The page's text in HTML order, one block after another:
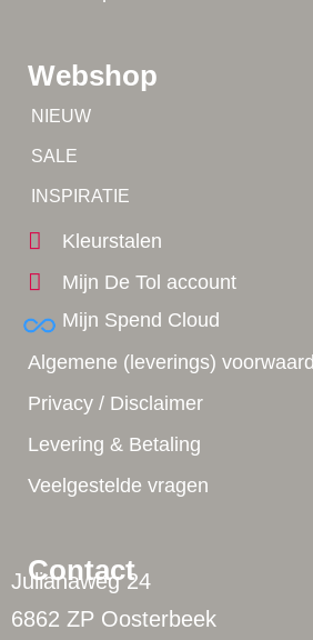
Contact
Julianaweg 24
6862 ZP Oosterbeek
Webshop
NIEUW
SALE
INSPIRATIE
Kleurstalen
Mijn De Tol account
Mijn Spend Cloud
Algemene (leverings)
Privacy / Disclaimer
Levering & Betaling
Veelgestelde vragen